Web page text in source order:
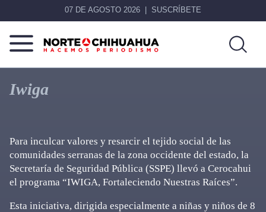
07 DE AGOSTO 2026 SUSCRÍBETE
Norte
Chihuahua
Más
que
noticias,
Iwiga
Para inculcar valores y resarcir el tejido social de las
comunidades serranas de la zona occidente del estado, la
Secretaría de Seguridad Pública (SSPE) llevó a Cerocahui
el programa “IWIGA, Fortaleciendo Nuestras Raíces”.
Esta iniciativa, dirigida especialmente a niñas y niños de 8